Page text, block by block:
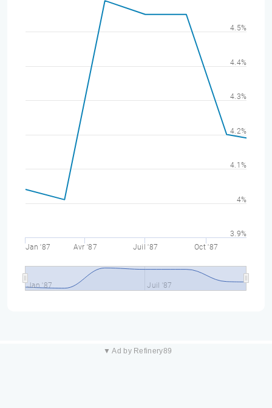
Jan '87 Avr '87 Juil '87 Oct '87
Jan '87 Juil '87
3.9%
4%
4.1%
4.2%
4.3%
4.4%
4.5%
▼ Ad by Refinery89